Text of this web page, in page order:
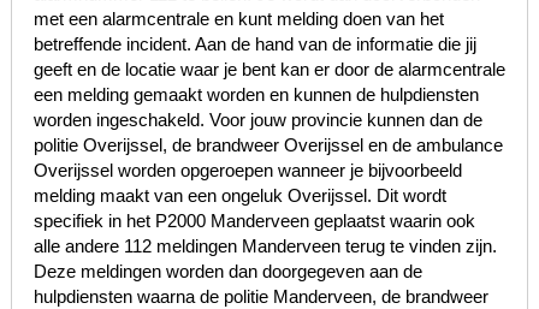
met een alarmcentrale en kunt melding doen van het
betreffende incident. Aan de hand van de informatie die jij
geeft en de locatie waar je bent kan er door de alarmcentrale
een melding gemaakt worden en kunnen de hulpdiensten
worden ingeschakeld. Voor jouw provincie kunnen dan de
politie Overijssel, de brandweer Overijssel en de ambulance
Overijssel worden opgeroepen wanneer je bijvoorbeeld
melding maakt van een ongeluk Overijssel. Dit wordt
specifiek in het P2000 Manderveen geplaatst waarin ook
alle andere 112 meldingen Manderveen terug te vinden zijn.
Deze meldingen worden dan doorgegeven aan de
hulpdiensten waarna de politie Manderveen, de brandweer